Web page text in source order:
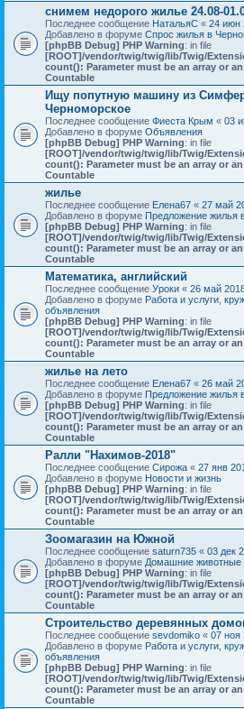
снимем недорого жилье 24.08-
Последнее сообщение НатальяС « 24 июн
Добавлено в форуме Спрос жилья в
[phpBB Debug] PHP Warning: in file
[ROOT]/vendor/twig/twig/lib/Twig/
count(): Parameter must be an array or
Countable
Ищу попутную машину из
Черноморское
Последнее сообщение Фиеста Крым « 03
Добавлено в форуме Объявления
[phpBB Debug] PHP Warning: in file
[ROOT]/vendor/twig/twig/lib/Twig/
count(): Parameter must be an array or
Countable
жилье
Последнее сообщение Елена67 « 27 май
Добавлено в форуме Предложение жилья
[phpBB Debug] PHP Warning: in file
[ROOT]/vendor/twig/twig/lib/Twig/
count(): Parameter must be an array or
Countable
Математика, английский
Последнее сообщение Уроки « 26 май
Добавлено в форуме Работа и услуги,
объявления
[phpBB Debug] PHP Warning: in file
[ROOT]/vendor/twig/twig/lib/Twig/
count(): Parameter must be an array or
Countable
жилье на лето
Последнее сообщение Елена67 « 26 май
Добавлено в форуме Предложение жилья
[phpBB Debug] PHP Warning: in file
[ROOT]/vendor/twig/twig/lib/Twig/
count(): Parameter must be an array or
Countable
Ралли "Нахимов-2018"
Последнее сообщение Сирожа « 27 янв
Добавлено в форуме Новости и жизнь
[phpBB Debug] PHP Warning: in file
[ROOT]/vendor/twig/twig/lib/Twig/
count(): Parameter must be an array or
Countable
Зоомагазин на Южной
Последнее сообщение saturn735 « 03 дек
Добавлено в форуме Домашние животные
[phpBB Debug] PHP Warning: in file
[ROOT]/vendor/twig/twig/lib/Twig/
count(): Parameter must be an array or
Countable
Строительство деревянных
Последнее сообщение sevdomiko « 07 ноя
Добавлено в форуме Работа и услуги,
объявления
[phpBB Debug] PHP Warning: in file
[ROOT]/vendor/twig/twig/lib/Twig/
count(): Parameter must be an array or
Countable